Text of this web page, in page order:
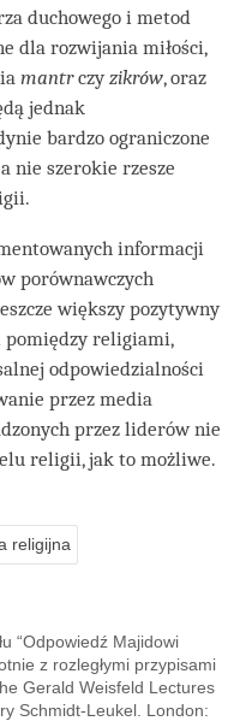
duchowego i metod
dla rozwijania miłości,
mantrczyzikrów, oraz
jednak
bardzo ograniczone
nie szerokie rzesze
informacji
porównawczych
większy pozytywny
pomiędzy religiami,
odpowiedzialności
przez media
przez liderów nie
religii, jak to możliwe.
religijna
“Odpowiedź Majidowi
z rozległymi przypisami
Gerald Weisfeld Lectures
Schmidt-Leukel. London: